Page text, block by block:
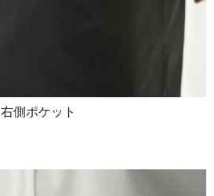
右側ポケット